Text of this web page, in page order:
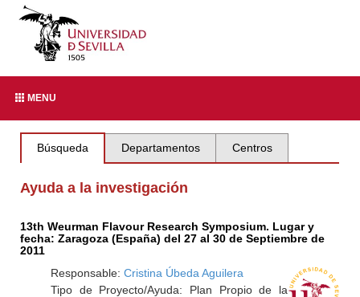
MENU
Búsqueda Departamentos Centros
Ayuda a la investigación
13th Weurman Flavour Research Symposium. Lugar y
fecha: Zaragoza (España) del 27 al 30 de Septiembre de
2011
Responsable: Cristina Úbeda Aguilera
Tipo de Proyecto/Ayuda: Plan Propio de la